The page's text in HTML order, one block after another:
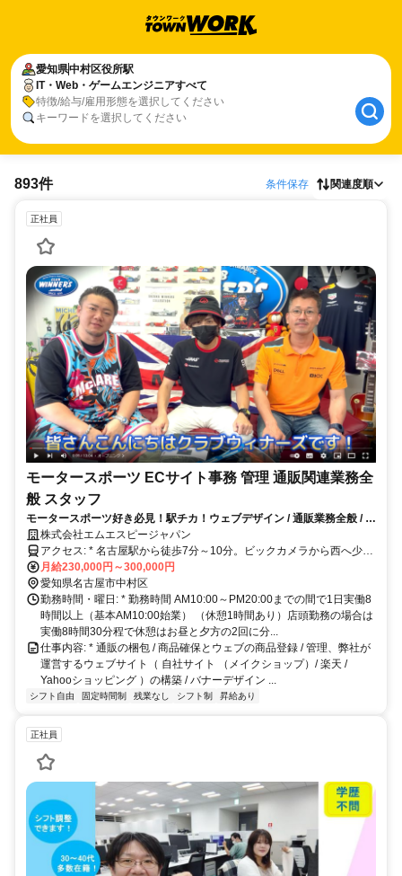
愛知県中村区役所駅
IT・Web・ゲームエンジニアすべて
特徴/給与/雇用形態を選択してください
キーワードを選択してください
893件 条件保存 関連度順
正社員
モータースポーツ ECサイト事務 管理 通販関連業務全
般 スタッフ
モータースポーツ好き必見！駅チカ！ウェブデザイン / 通販業務全般 / 商
品管理
株式会社エムエスピージャパン
アクセス: * 名古屋駅から徒歩7分～10分。ビックカメラから西へ少し
歩き、椿神社の交差点を左へ。一つ目の角を右へ曲がり少し歩くと石
田名古屋ビルがあります。（表側にお回りください）
月給230,000円～300,000円
愛知県名古屋市中村区
勤務時間・曜日: * 勤務時間 AM10:00～PM20:00までの間で1日実働8
時間以上（基本AM10:00始業） （休憩1時間あり）店頭勤務の場合は
実働8時間30分程で休憩はお昼と夕方の2回に分...
仕事内容: * 通販の梱包 / 商品確保とウェブの商品登録 / 管理、弊社が
運営するウェブサイト（ 自社サイト （メイクショップ）/ 楽天 /
Yahooショッピング ）の構築 / バナーデザイン ...
シフト自由 固定時間制 残業なし シフト制 昇給あり
正社員